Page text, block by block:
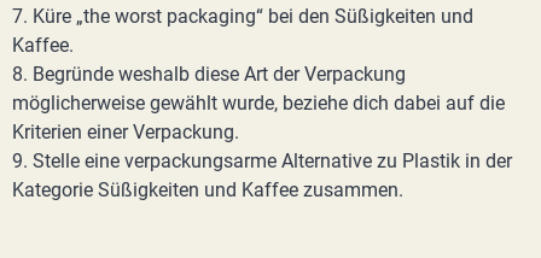
7. Küre „the worst packaging“ bei den Süßigkeiten und
Kaffee.
8. Begründe weshalb diese Art der Verpackung
möglicherweise gewählt wurde, beziehe dich dabei auf die
Kriterien einer Verpackung.
9. Stelle eine verpackungsarme Alternative zu Plastik in der
Kategorie Süßigkeiten und Kaffee zusammen.